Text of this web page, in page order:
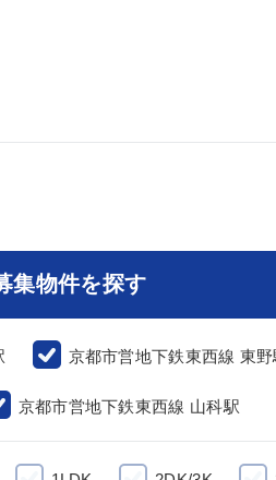
集物件を探す
京都市営地下鉄東西線 東野
京都市営地下鉄東西線 山科駅